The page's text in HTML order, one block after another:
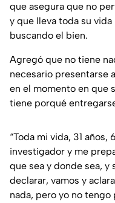
que asegura que no
y que lleva toda su
buscando el bien.
Agregó que no tiene
necesario presentarse
en el momento en que
tiene porqué
“Toda mi vida, 31
investigador y me
que sea y donde sea, y
declarar, vamos y
nada, pero yo no tengo